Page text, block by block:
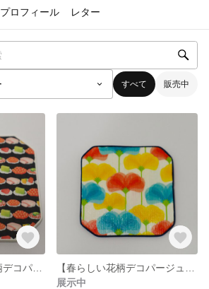
プロフィール レター
すべて 販売中
展示中